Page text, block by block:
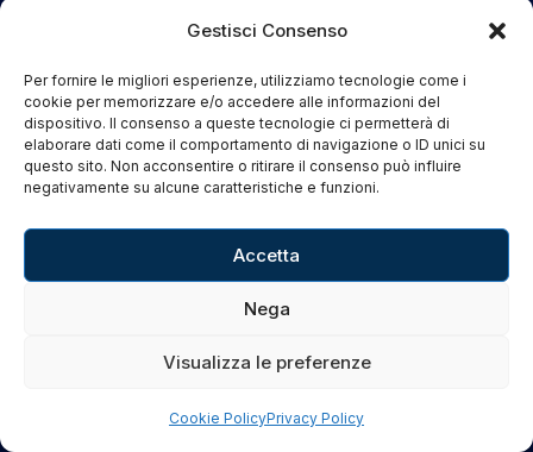
Gestisci Consenso
Per fornire le migliori esperienze, utilizziamo tecnologie come i
cookie per memorizzare e/o accedere alle informazioni del
dispositivo. Il consenso a queste tecnologie ci permetterà di
elaborare dati come il comportamento di navigazione o ID unici su
questo sito. Non acconsentire o ritirare il consenso può influire
negativamente su alcune caratteristiche e funzioni.
Accetta
Nega
Visualizza le preferenze
Cookie PolicyPrivacy Policy
MENU
FAQ
Privacy Policy
Cookie Policy
CONTATTI